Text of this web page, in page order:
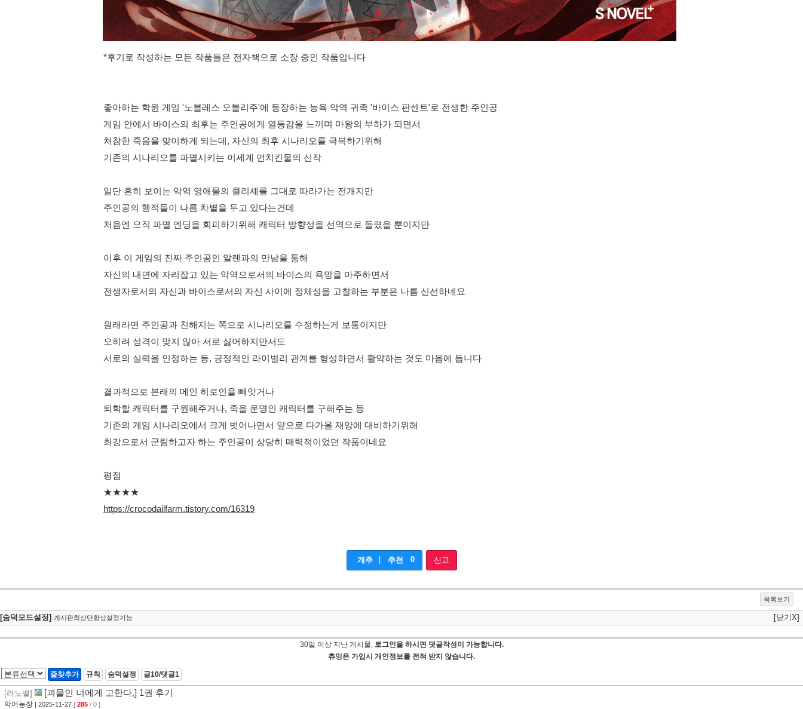
*후기로 작성하는 모든 작품들은 전자책으로 소장 중인 작품입니다
좋아하는 학원 게임 '노블레스 오블리주'에 등장하는 능욕 악역 귀족 '바이스 판센트'로 전생한 주인공
게임 안에서 바이스의 최후는 주인공에게 열등감을 느끼며 마왕의 부하가 되면서
처참한 죽음을 맞이하게 되는데, 자신의 최후 시나리오를 극복하기위해
기존의 시나리오를 파멸시키는 이세계 먼치킨물의 신작
일단 흔히 보이는 악역 영애물의 클리셰를 그대로 따라가는 전개지만
주인공의 행적들이 나름 차별을 두고 있다는건데
처음엔 오직 파멸 엔딩을 회피하기위해 캐릭터 방향성을 선역으로 돌렸을 뿐이지만
이후 이 게임의 진짜 주인공인 알렌과의 만남을 통해
자신의 내면에 자리잡고 있는 악역으로서의 바이스의 욕망을 마주하면서
전생자로서의 자신과 바이스로서의 자신 사이에 정체성을 고찰하는 부분은 나름 신선하네요
원래라면 주인공과 친해지는 쪽으로 시나리오를 수정하는게 보통이지만
오히려 성격이 맞지 않아 서로 싫어하지만서도
서로의 실력을 인정하는 등, 긍정적인 라이벌리 관계를 형성하면서 활약하는 것도 마음에 듭니다
결과적으로 본래의 메인 히로인을 빼앗거나
퇴학할 캐릭터를 구원해주거나, 죽을 운명인 캐릭터를 구해주는 등
기존의 게임 시나리오에서 크게 벗어나면서 앞으로 다가올 재앙에 대비하기위해
최강으로서 군림하고자 하는 주인공이 상당히 매력적이었던 작품이네요
평점
★★★★
https://crocodailfarm.tistory.com/16319
개추 추천 0 신고
목록보기
[숨덕모드설정] 게시판최상단항상설정가능 [닫기X]
30일 이상 지난 게시물, 로그인을 하시면 댓글작성이 가능합니다.
츄잉은 가입시 개인정보를 전혀 받지 않습니다.
즐찾추가 규칙 숨덕설정 글10/댓글1
[라노벨] [괴물인 너에게 고한다,] 1권 후기
악어농장 | 2025-11-27 [ 285 / 0 ]